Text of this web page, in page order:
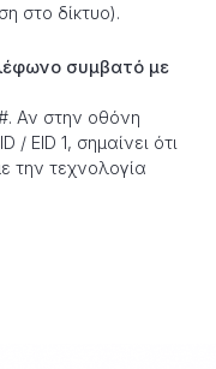
στο δίκτυο).
συμβατό με
Αν στην οθόνη
/ EID 1, σημαίνει ότι
την τεχνολογία